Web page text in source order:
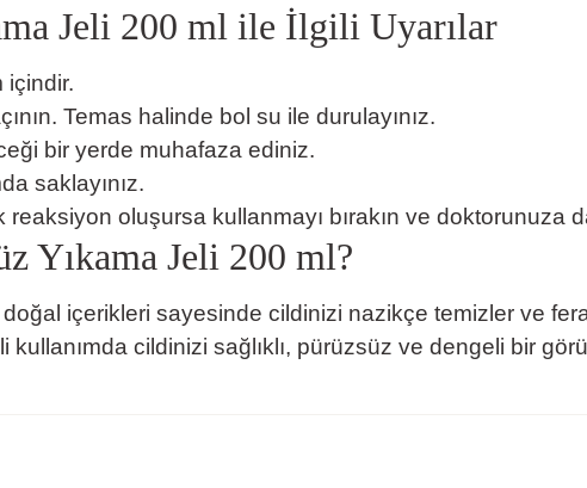
Jeli 200 ml ile İlgili Uyarılar
içindir.
Temas halinde bol su ile durulayınız.
bir yerde muhafaza ediniz.
saklayınız.
oluşursa kullanmayı bırakın ve doktorunuza
Yıkama Jeli 200 ml?
içerikleri sayesinde cildinizi nazikçe temizler ve
kullanımda cildinizi sağlıklı, pürüzsüz ve dengeli bir